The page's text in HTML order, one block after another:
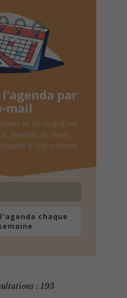
l'agenda par
mail
en un coup d'oeil
Marchés de Noël, ...
à tout moment
chaque
: 193